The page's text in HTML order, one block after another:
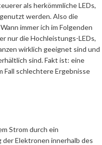
als herkömmliche LEDs,
werden. Also die
immer ich im Folgenden
nur die Hochleistungs-LEDs,
wirklich geeignet sind und
sind. Fakt ist: eine
Fall schlechtere Ergebnisse
Strom durch ein
Elektronen innerhalb des